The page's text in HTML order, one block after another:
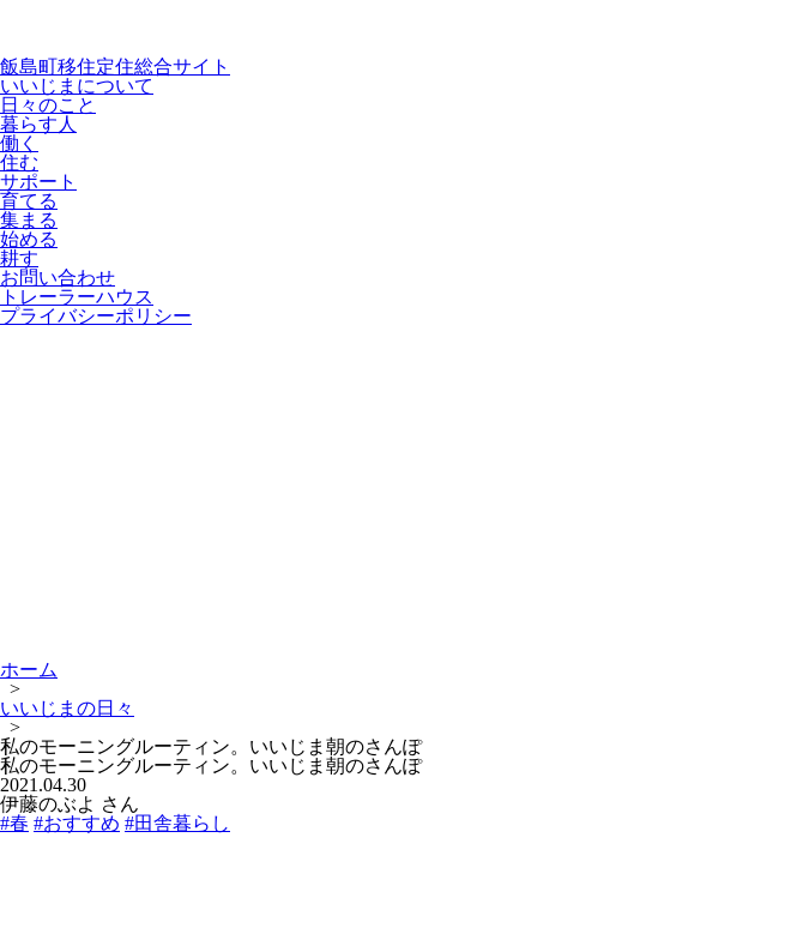
飯島町移住定住総合サイト
いいじまについて
日々のこと
暮らす人
働く
住む
サポート
育てる
集まる
始める
耕す
お問い合わせ
トレーラーハウス
プライバシーポリシー
ホーム
>
いいじまの日々
>
私のモーニングルーティン。いいじま朝のさんぽ
私のモーニングルーティン。いいじま朝のさんぽ
2021.04.30
伊藤のぶよ さん
#春 #おすすめ #田舎暮らし